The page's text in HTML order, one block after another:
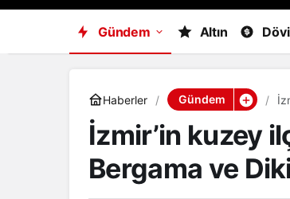
Gündem Altın
Haberler Gündem
İzmir’in kuzey
Bergama ve